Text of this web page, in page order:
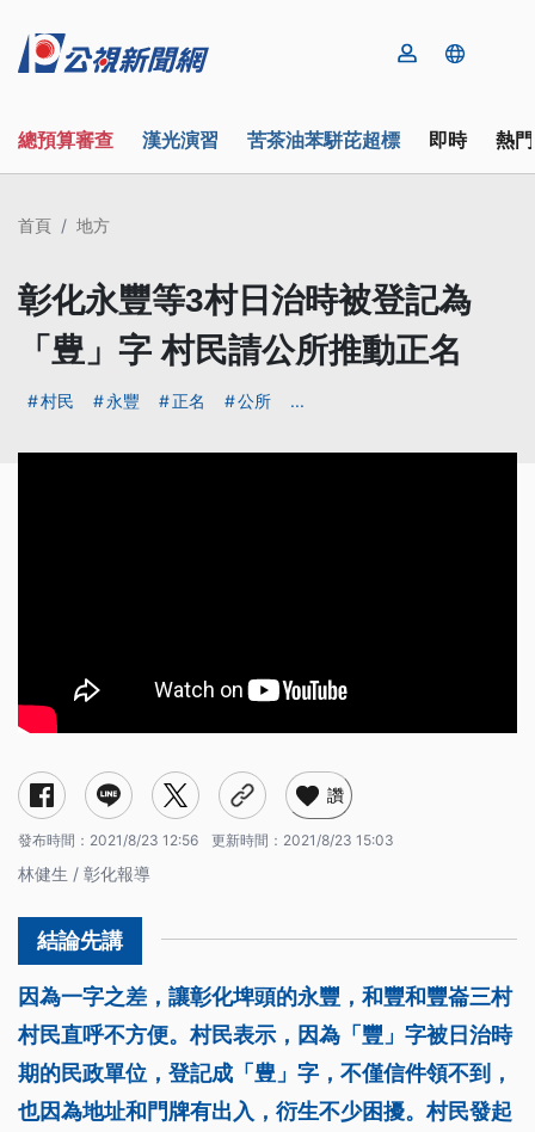
總預算審查 漢光演習 苦茶油苯駢芘超標 即時 熱
首頁 地方
彰化永豐等3村日治時被登記為
「豊」字 村民請公所推動正名
村民 永豐 正名 公所 ...
讚
發布時間： 2021/8/23 12:56 更新時間： 2021/8/23 15:03
林健生 / 彰化報導
因為一字之差，讓彰化埤頭的永豐，和豐和豐崙三村
村民直呼不方便。村民表示，因為「豐」字被日治時
期的民政單位，登記成「豊」字，不僅信件領不到，
也因為地址和門牌有出入，衍生不少困擾。村民發起